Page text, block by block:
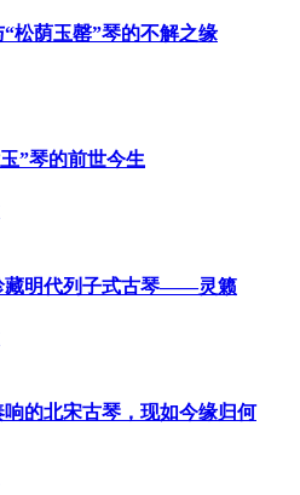
松荫玉罄”琴的不解之缘
”琴的前世今生
藏明代列子式古琴——灵籁
的北宋古琴，现如今缘归何